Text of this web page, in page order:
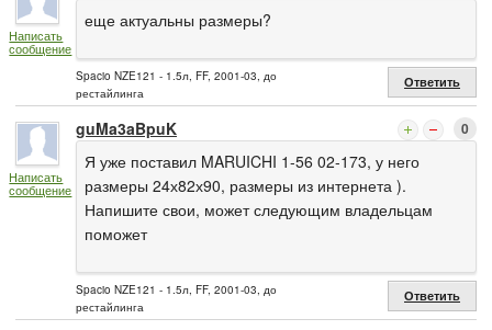
Написать
сообщение
еще актуальны размеры?
Spacio NZE121 - 1.5л, FF, 2001-03, до
рестайлинга
Ответить
Написать
сообщение
guMa3aBpuK 0
Я уже поставил MARUICHI 1-56 02-173, у него
размеры 24х82х90, размеры из интернета ).
Напишите свои, может следующим владельцам
поможет
Spacio NZE121 - 1.5л, FF, 2001-03, до
рестайлинга
Ответить